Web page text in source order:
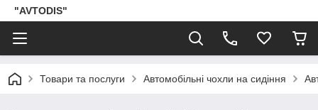
"AVTODIS"
Товари та послуги Автомобільні чохли на сидіння